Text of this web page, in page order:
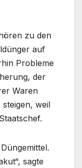
zu den
auf
Probleme
der
Waren
weil
sagte